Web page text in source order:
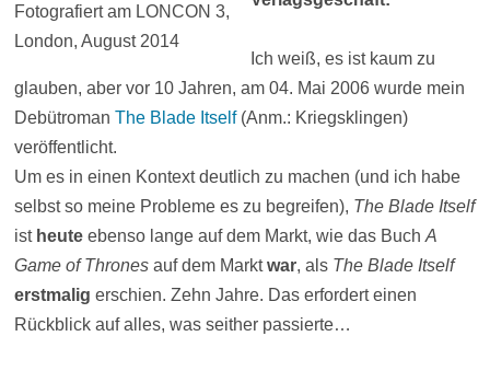
Fotografiert am LONCON 3,
London, August 2014
Ich weiß, es ist kaum zu
glauben, aber vor 10 Jahren, am 04. Mai 2006 wurde mein
Debütroman The Blade Itself (Anm.: Kriegsklingen)
veröffentlicht.
Um es in einen Kontext deutlich zu machen (und ich habe
selbst so meine Probleme es zu begreifen), The Blade Itself
ist heuteebenso lange auf dem Markt, wie das Buch A
Game of Thronesauf dem Marktwar, als The Blade Itself
erstmalig erschien. Zehn Jahre. Das erfordert einen
Rückblick auf alles, was seither passierte…